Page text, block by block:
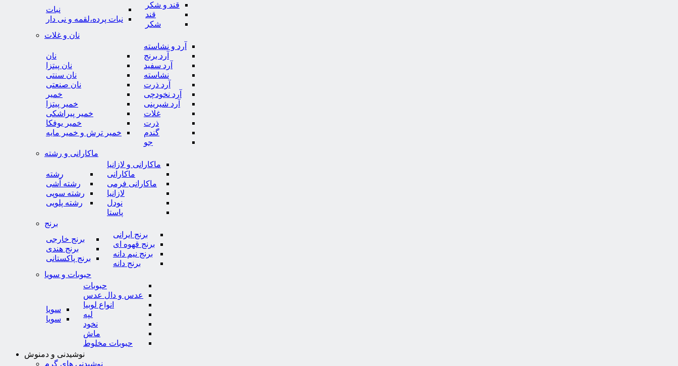
قند و شکر
قند
شکر
نبات
نبات پرده،لقمه و نی دار
نان و غلات
آرد و نشاسته
آرد برنج
آرد سفید
نشاسته
آرد ذرت
آرد نخودچی
آرد شیرینی
غلات
ذرت
گندم
جو
نان
نان پیتزا
نان سنتی
نان صنعتی
خمیر
خمیر پیتزا
خمیر پیراشکی
خمیر یوفکا
خمیر ترش و خمیر مایه
ماکارانی و رشته
ماکارانی و لازانیا
ماکارانی
ماکارانی فرمی
لازانیا
نودل
پاستا
رشته
رشته آشی
رشته سوپی
رشته پلویی
برنج
برنج ایرانی
برنج قهوه ای
برنج نیم دانه
برنج دانه
برنج خارجی
برنج هندی
برنج پاکستانی
حبوبات و سویا
حبوبات
عدس و دال عدس
انواع لوبیا
لپه
نخود
ماش
حبوبات مخلوط
سویا
سویا
نوشیدنی و دمنوش
نوشیدنی های گرم